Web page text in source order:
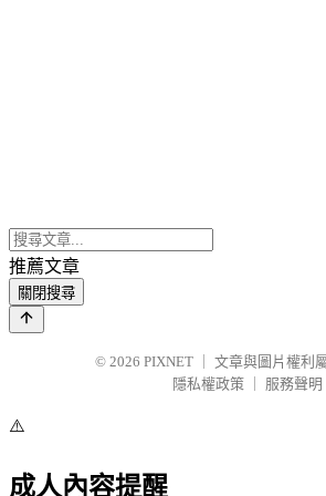
推薦文章
關閉搜尋
© 2026 PIXNET
文章與圖片權利
隱私權政策
服務聲明
⚠️
成人內容提醒